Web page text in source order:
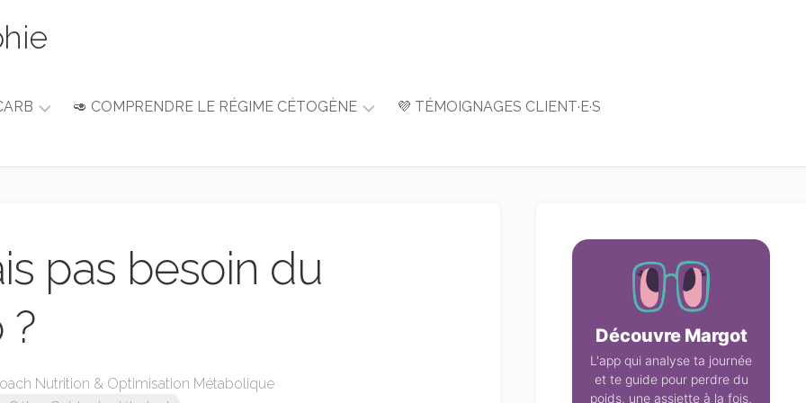
🥑 COMPRENDRE LE RÉGIME CÉTOGÈNE
Guide
Nutrition
💜 TÉMOIGNAGES CLIENT·E·S
pas besoin du
?
Nutrition & Optimisation Métabolique
Découvre Margot
L'app qui analyse ta journée
et te guide pour perdre du
poids, une assiette à la fois.